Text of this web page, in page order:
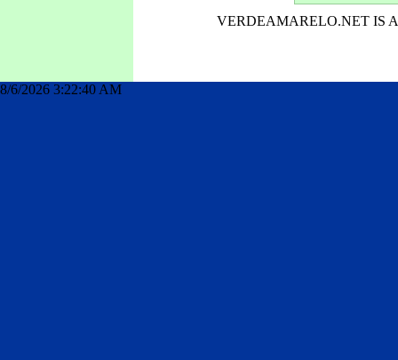
VERDEAMARELO.NET IS
8/6/2026 3:22:40 AM